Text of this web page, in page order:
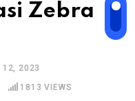
Zebra
12, 2023
1813 VIEWS